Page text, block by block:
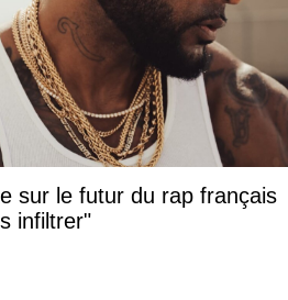
sur le futur du rap français
infiltrer"